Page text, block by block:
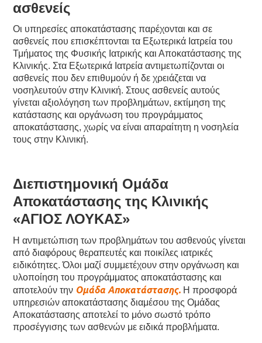
ασθενείς
Οι υπηρεσίες αποκατάστασης παρέχονται και σε
ασθενείς που επισκέπτονται τα Εξωτερικά Ιατρεία του
Τμήματος της Φυσικής Ιατρικής και Αποκατάστασης της
Κλινικής. Στα Εξωτερικά Ιατρεία αντιμετωπίζονται οι
ασθενείς που δεν επιθυμούν ή δε χρειάζεται να
νοσηλευτούν στην Κλινική. Στους ασθενείς αυτούς
γίνεται αξιολόγηση των προβλημάτων, εκτίμηση της
κατάστασης και οργάνωση του προγράμματος
αποκατάστασης, χωρίς να είναι απαραίτητη η νοσηλεία
τους στην Κλινική.
Διεπιστημονική Ομάδα
Αποκατάστασης της Κλινικής
«ΑΓΙΟΣ ΛΟΥΚΑΣ»
Η αντιμετώπιση των προβλημάτων του ασθενούς γίνεται
από διαφόρους θεραπευτές και ποικίλες ιατρικές
ειδικότητες. Όλοι μαζί συμμετέχουν στην οργάνωση και
υλοποίηση του προγράμματος αποκατάστασης και
αποτελούν την Ομάδα Αποκατάστασης. Η προσφορά
υπηρεσιών αποκατάστασης διαμέσου της Ομάδας
Αποκατάστασης αποτελεί το μόνο σωστό τρόπο
προσέγγισης των ασθενών με ειδικά προβλήματα.